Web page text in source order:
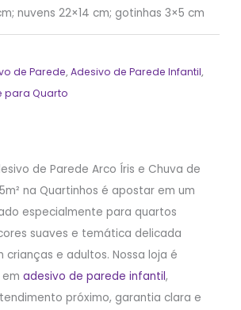
nuvens 22×14 cm; gotinhas 3×5 cm
de Parede,Adesivo de Parede Infantil,
para Quarto
de Parede Arco Íris e Chuva de
na Quartinhos é apostar em um
especialmente para quartos
suaves e temática delicada
crianças e adultos. Nossa loja é
adesivo de parede infantil,
próximo, garantia clara e